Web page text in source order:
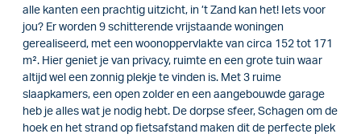
alle kanten een prachtig uitzicht, in ’t Zand kan het! Iets voor
jou? Er worden 9 schitterende vrijstaande woningen
gerealiseerd, met een woonoppervlakte van circa 152 tot 171
m². Hier geniet je van privacy, ruimte en een grote tuin waar
altijd wel een zonnig plekje te vinden is. Met 3 ruime
slaapkamers, een open zolder en een aangebouwde garage
heb je alles wat je nodig hebt. De dorpse sfeer, Schagen om de
hoek en het strand op fietsafstand maken dit de perfecte plek